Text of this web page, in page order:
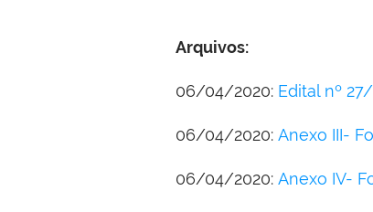
Arquivos:
06/04/2020: Edital nº
06/04/2020: Anexo III-
06/04/2020: Anexo IV-